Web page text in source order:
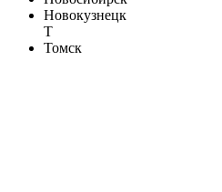
Новокузнецк
Т
Томск